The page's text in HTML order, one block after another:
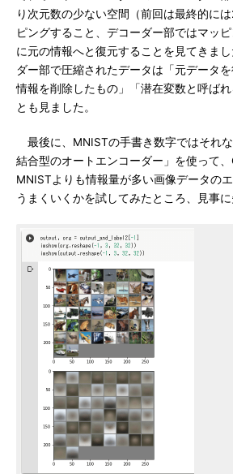
り次元数の少ない空間（前回は最終的に
ピングすること、デコーダー部ではマッ
に元の情報へと復元することを見てきま
ダー部で圧縮されたデータは「元データ
情報を削除したもの」「潜在変数と呼ば
とも見ました。
最後に、MNISTの手書き数字ではそれ
結合型のオートエンコーダー」を使って
MNISTよりも情報量が多い画像データの
うまくいくかを試してみたところ、見事に